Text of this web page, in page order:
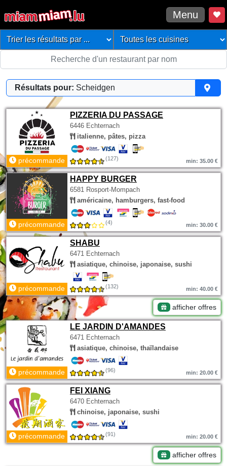
Menu
Résultats pour: Scheidgen
PIZZERIA DU PASSAGE
6446 Echternach
italienne, pâtes, pizza
précommande (127) min: 35.00 €
HAPPY BURGER
6581 Rosport-Mompach
américaine, hamburgers, fast-food
précommande (4) min: 30.00 €
SHABU
6471 Echternach
asiatique, chinoise, japonaise, sushi
précommande (132) min: 40.00 €
afficher offres
LE JARDIN D'AMANDES
6471 Echternach
asiatique, chinoise, thaïlandaise
précommande (96) min: 20.00 €
FEI XIANG
6470 Echternach
chinoise, japonaise, sushi
précommande (91) min: 20.00 €
afficher offres